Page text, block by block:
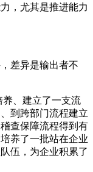
，尤其是推进能力
差异是输出者不
养、建立了一支流
到跨部门流程建立
查保障流程得到有
养了一批站在企业
伍，为企业积累了